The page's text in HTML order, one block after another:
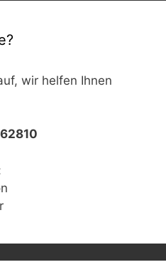
wir helfen Ihnen